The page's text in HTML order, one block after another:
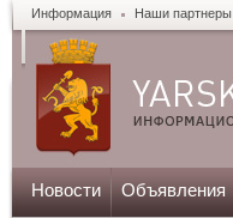
Информация Наши партнеры
Новости Объявления